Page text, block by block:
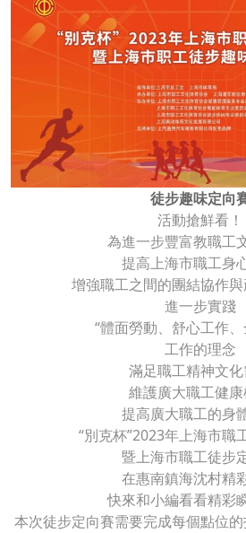
徒步趣味定向
活動搶鮮看！
為進一步豐富教職工
提高上海市職工身
增強職工之間的團結協作
進一步實踐
“體面勞動、舒心工作
工作的理念
滿足職工精神文
維護廣大職工健
提高廣大職工的身
“別克杯”2023年上海市職
暨上海市職工徒步
在惠南鎮海沈村精
快來和小編看看精彩
本次徒步定向賽需要完成每個點位